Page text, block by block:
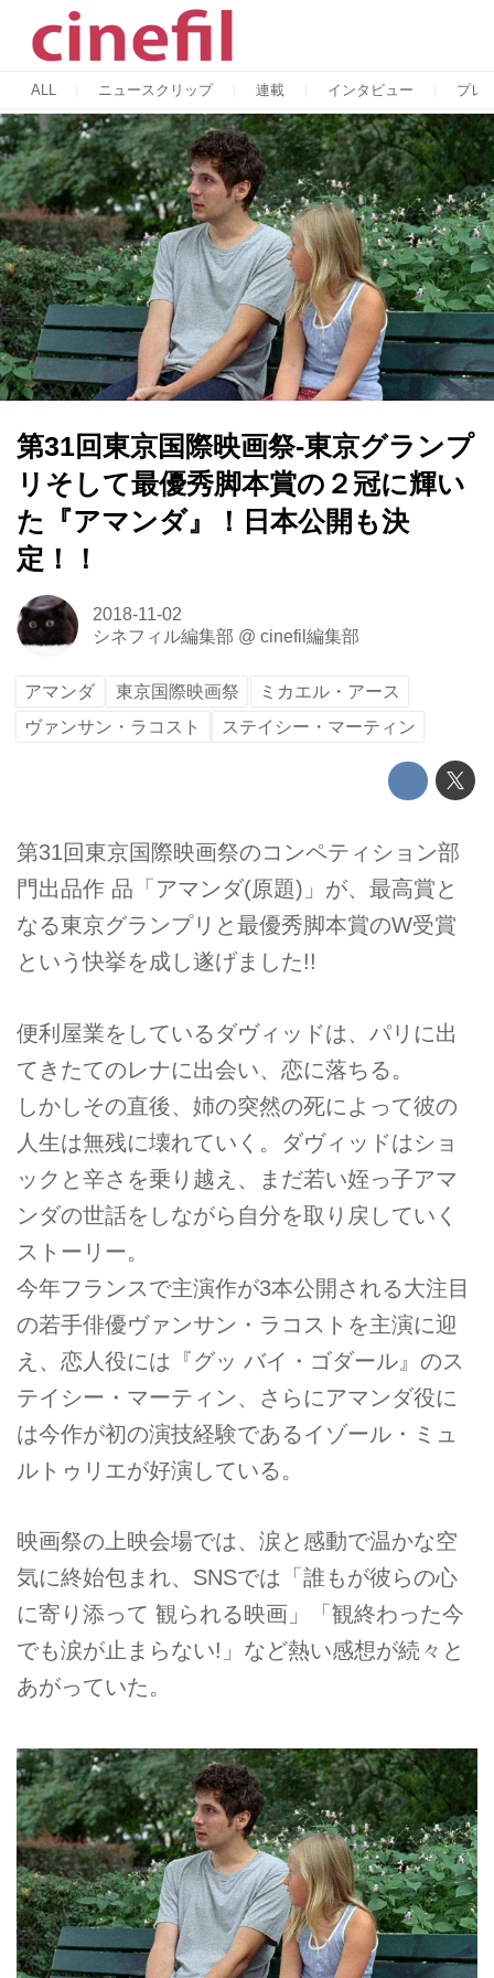
ALL ニュースクリップ 連載 インタビュー プレ
第31回東京国際映画祭-東京グランプ
リそして最優秀脚本賞の２冠に輝い
た『アマンダ』！日本公開も決
定！！
2018-11-02
シネフィル編集部 @ cinefil編集部
アマンダ 東京国際映画祭
ミカエル・アース
ヴァンサン・ラコスト
ステイシー・マーティン
第31回東京国際映画祭のコンペティション部
門出品作 品「アマンダ(原題)」が、最高賞と
なる東京グランプリと最優秀脚本賞のW受賞
という快挙を成し遂げました!!
便利屋業をしているダヴィッドは、パリに出
てきたてのレナに出会い、恋に落ちる。
しかしその直後、姉の突然の死によって彼の
人生は無残に壊れていく。ダヴィッドはショ
ックと辛さを乗り越え、まだ若い姪っ子アマ
ンダの世話をしながら自分を取り戻していく
ストーリー。
今年フランスで主演作が3本公開される大注目
の若手俳優ヴァンサン・ラコストを主演に迎
え、恋人役には『グッ バイ・ゴダール』のス
テイシー・マーティン、さらにアマンダ役に
は今作が初の演技経験であるイゾール・ミュ
ルトゥリエが好演している。
映画祭の上映会場では、涙と感動で温かな空
気に終始包まれ、SNSでは「誰もが彼らの心
に寄り添って 観られる映画」「観終わった今
でも涙が止まらない!」など熱い感想が続々と
あがっていた。